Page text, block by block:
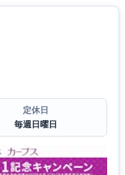
定休日
毎週日曜日